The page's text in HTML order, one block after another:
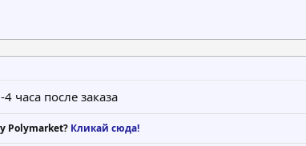
часа после заказа
Polymarket? Кликай сюда!